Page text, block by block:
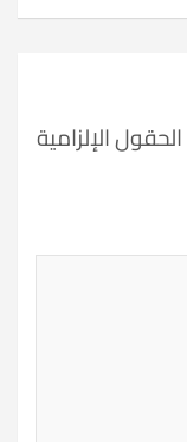
الحقول الإلزامية